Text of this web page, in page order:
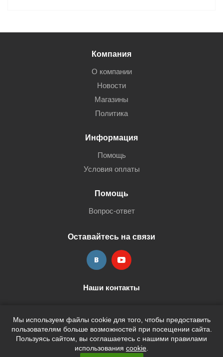
Мы используем файлы cookie для того, чтобы предоставить
пользователям больше возможностей при посещении сайта.
Пользуясь сайтом, вы соглашаетесь с нашими правилами
использования cookie
Компания
О компании
Новости
Магазины
Политика
Информация
Помощь
Условия оплаты
Помощь
Вопрос-ответ
Оставайтесь на связи
Наши контакты